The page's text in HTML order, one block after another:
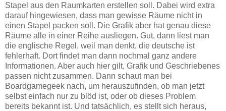
Stapel aus den Raumkarten erstellen soll. Dabei wird extra
darauf hingewiesen, dass man gewisse Räume nicht in
einen Stapel packen soll. Die Grafik aber hat genau diese
Räume alle in einer Reihe ausliegen. Gut, dann liest man
die englische Regel, weil man denkt, die deutsche ist
fehlerhaft. Dort findet man dann nochmal ganz andere
Informationen. Aber auch hier gilt, Grafik und Geschriebenes
passen nicht zusammen. Dann schaut man bei
Boardgamegeek nach, um herauszufinden, ob man jetzt
selbst einfach nur zu blöd ist, oder ob dieses Problem
bereits bekannt ist. Und tatsächlich, es stellt sich heraus,